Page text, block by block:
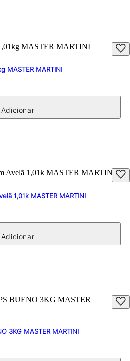
MASTER MARTINI
1,01k MASTER MARTINI
3KG MASTER MARTINI